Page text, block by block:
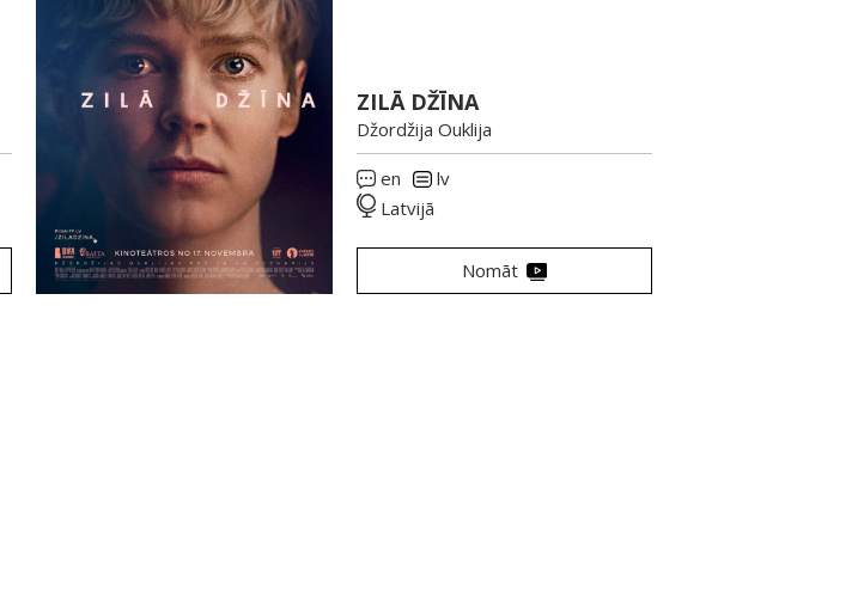
ZILĀ DŽĪNA
Džordžija Ouklija
en
lv
Latvijā
Nomāt